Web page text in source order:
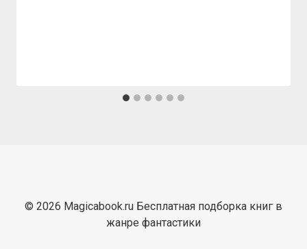
© 2026 Magicabook.ru Бесплатная подборка книг в
жанре фантастики